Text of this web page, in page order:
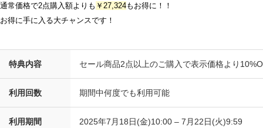
通常価格で2点購入額よりも ￥27,324もお得に！！
お得に手に入る大チャンスです！
特典内容 セール商品2点以上のご購入で表示価格より
利用回数 期間中何度でも利用可能
利用期間 2025年7月18日(金)10:00 – 7月22日(火)9:59